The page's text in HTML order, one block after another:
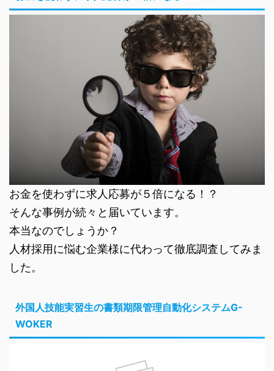
お金を使わずに求人応募が５倍になる！？
そんな事例が続々と届いています。
本当なのでしょうか？
人材採用に悩む企業様に代わって徹底調査してみま
した。
外国人技能実習生の書類期限管理自動化システムG-
WOKER